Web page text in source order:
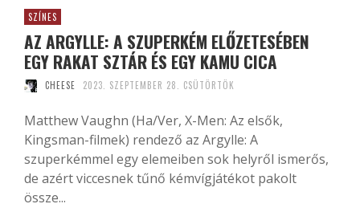
SZÍNES
AZ ARGYLLE: A SZUPERKÉM ELŐZETESÉBEN
EGY RAKAT SZTÁR ÉS EGY KAMU CICA
CHEESE 2023. SZEPTEMBER 28. CSÜTÖRTÖK
Matthew Vaughn (Ha/Ver, X-Men: Az elsők,
Kingsman-filmek) rendező az Argylle: A
szuperkémmel egy elemeiben sok helyről ismerős,
de azért viccesnek tűnő kémvígjátékot pakolt
össze...